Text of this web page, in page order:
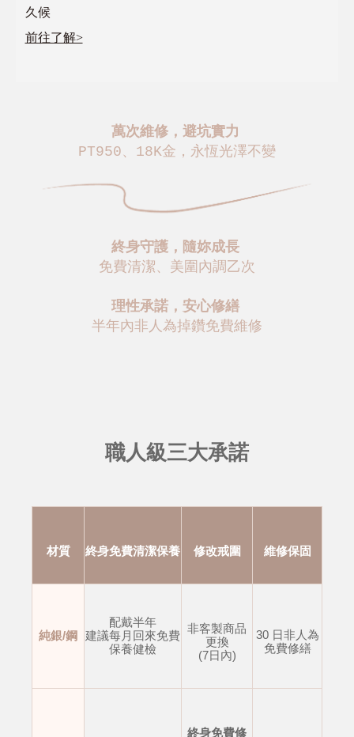
久候
前往了解>
萬次維修，避坑實力
PT950、18K金，永恆光澤不變
終身守護，隨妳成長
免費清潔、美圍內調乙次
理性承諾，安心修繕
半年內非人為掉鑽免費維修
職人級三大承諾
材質 終身免費清潔保養 修改戒圍 維修保固
純銀/鋼
配戴半年
建議每月回來免費
保養健檢
非客製商品
更換
(7日內)
30 日非人為
免費修繕
終身免費修